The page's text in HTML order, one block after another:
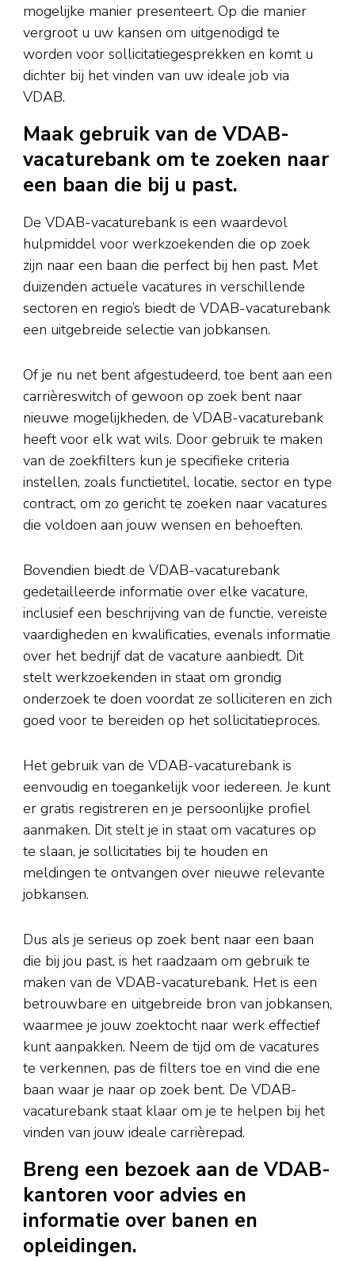
mogelijke manier presenteert. Op die manier
vergroot u uw kansen om uitgenodigd te
worden voor sollicitatiegesprekken en komt u
dichter bij het vinden van uw ideale job via
VDAB.
Maak gebruik van de VDAB-
vacaturebank om te zoeken naar
een baan die bij u past.
De VDAB-vacaturebank is een waardevol
hulpmiddel voor werkzoekenden die op zoek
zijn naar een baan die perfect bij hen past. Met
duizenden actuele vacatures in verschillende
sectoren en regio’s biedt de VDAB-vacaturebank
een uitgebreide selectie van jobkansen.
Of je nu net bent afgestudeerd, toe bent aan een
carrièreswitch of gewoon op zoek bent naar
nieuwe mogelijkheden, de VDAB-vacaturebank
heeft voor elk wat wils. Door gebruik te maken
van de zoekfilters kun je specifieke criteria
instellen, zoals functietitel, locatie, sector en type
contract, om zo gericht te zoeken naar vacatures
die voldoen aan jouw wensen en behoeften.
Bovendien biedt de VDAB-vacaturebank
gedetailleerde informatie over elke vacature,
inclusief een beschrijving van de functie, vereiste
vaardigheden en kwalificaties, evenals informatie
over het bedrijf dat de vacature aanbiedt. Dit
stelt werkzoekenden in staat om grondig
onderzoek te doen voordat ze solliciteren en zich
goed voor te bereiden op het sollicitatieproces.
Het gebruik van de VDAB-vacaturebank is
eenvoudig en toegankelijk voor iedereen. Je kunt
er gratis registreren en je persoonlijke profiel
aanmaken. Dit stelt je in staat om vacatures op
te slaan, je sollicitaties bij te houden en
meldingen te ontvangen over nieuwe relevante
jobkansen.
Dus als je serieus op zoek bent naar een baan
die bij jou past, is het raadzaam om gebruik te
maken van de VDAB-vacaturebank. Het is een
betrouwbare en uitgebreide bron van jobkansen,
waarmee je jouw zoektocht naar werk effectief
kunt aanpakken. Neem de tijd om de vacatures
te verkennen, pas de filters toe en vind die ene
baan waar je naar op zoek bent. De VDAB-
vacaturebank staat klaar om je te helpen bij het
vinden van jouw ideale carrièrepad.
Breng een bezoek aan de VDAB-
kantoren voor advies en
informatie over banen en
opleidingen.